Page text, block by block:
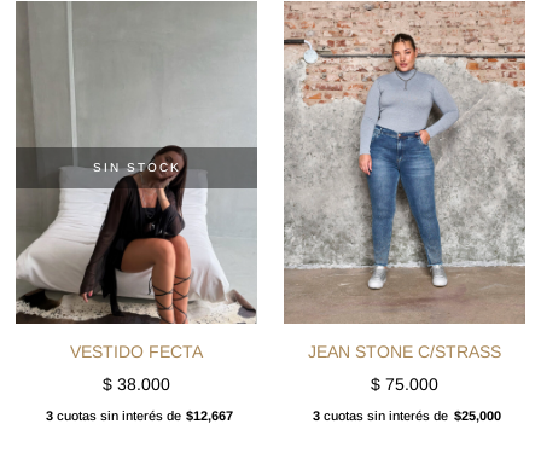
SIN STOCK
VESTIDO FECTA
$ 38.000
3cuotas sin interés de $12,667
JEAN STONE C/STRASS
$75.000
3 cuotas sin interés de $25,000